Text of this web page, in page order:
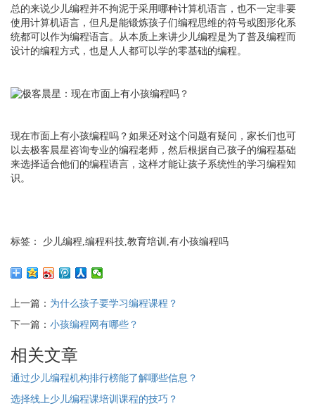
总的来说少儿编程并不拘泥于采用哪种计算机语言，也不一定非要
使用计算机语言，但凡是能锻炼孩子们编程思维的符号或图形化系
统都可以作为编程语言。从本质上来讲少儿编程是为了普及编程而
设计的编程方式，也是人人都可以学的零基础的编程。
现在市面上有小孩编程吗？如果还对这个问题有疑问，家长们也可
以去极客晨星咨询专业的编程老师，然后根据自己孩子的编程基础
来选择适合他们的编程语言，这样才能让孩子系统性的学习编程知
识。
标签： 少儿编程,编程科技,教育培训,有小孩编程吗
上一篇： 为什么孩子要学习编程课程？
下一篇： 小孩编程网有哪些？
相关文章
通过少儿编程机构排行榜能了解哪些信息？
选择线上少儿编程课培训课程的技巧？